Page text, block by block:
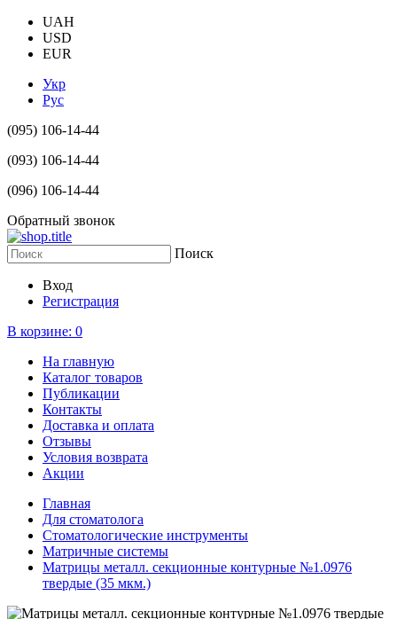
UAH
USD
EUR
Укр
Рус
(095) 106-14-44
(093) 106-14-44
(096) 106-14-44
Обратный звонок
Поиск
Вход
Регистрация
В корзине: 0
На главную
Каталог товаров
Публикации
Контакты
Доставка и оплата
Отзывы
Условия возврата
Акции
Главная
Для стоматолога
Стоматологические инструменты
Матричные системы
Матрицы металл. секционные контурные №1.0976
твердые (35 мкм.)